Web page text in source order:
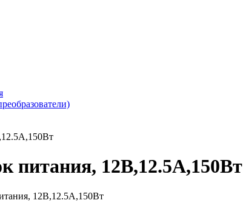
питания, 12В,12.5А,150Вт